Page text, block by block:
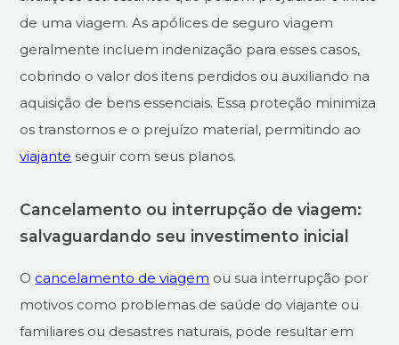
de uma viagem. As apólices de seguro viagem
geralmente incluem indenização para esses casos,
cobrindo o valor dos itens perdidos ou auxiliando na
aquisição de bens essenciais. Essa proteção minimiza
os transtornos e o prejuízo material, permitindo ao
viajante seguir com seus planos.
Cancelamento ou interrupção de viagem:
salvaguardando seu investimento inicial
O cancelamento de viagem ou sua interrupção por
motivos como problemas de saúde do viajante ou
familiares ou desastres naturais, pode resultar em